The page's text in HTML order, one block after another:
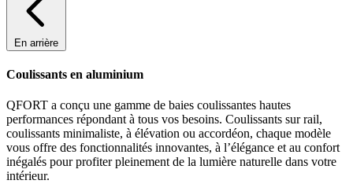
En arrière
Coulissants en aluminium
QFORT a conçu une gamme de baies coulissantes hautes
performances répondant à tous vos besoins. Coulissants sur rail,
coulissants minimaliste, à élévation ou accordéon, chaque modèle
vous offre des fonctionnalités innovantes, à l’élégance et au confort
inégalés pour profiter pleinement de la lumière naturelle dans votre
intérieur.